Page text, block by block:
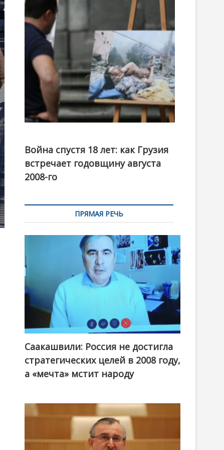
o
n
канал
Война спустя 18 лет: как Грузия
встречает годовщину августа
2008-го
ПРЯМАЯ РЕЧЬ
Саакашвили: Россия не достигла
стратегических целей в 2008 году,
а «мечта» мстит народу